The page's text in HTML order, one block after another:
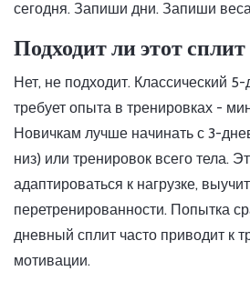
сегодня. Запиши дни. Запиши
Подходит ли этот
Нет, не подходит. Классический
требует опыта в тренировках -
Новичкам лучше начинать с 3-
низ) или тренировок всего тела.
адаптироваться к нагрузке,
перетренированности. Попытка
дневный сплит часто приводит к
мотивации.